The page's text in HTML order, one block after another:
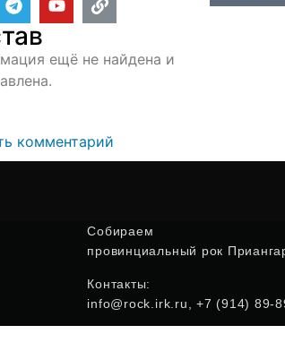
ещё не найдена и
комментарий
Собираем
провинциальный рок
Контакты:
info@rock.irk.ru, +7 (914) 89-